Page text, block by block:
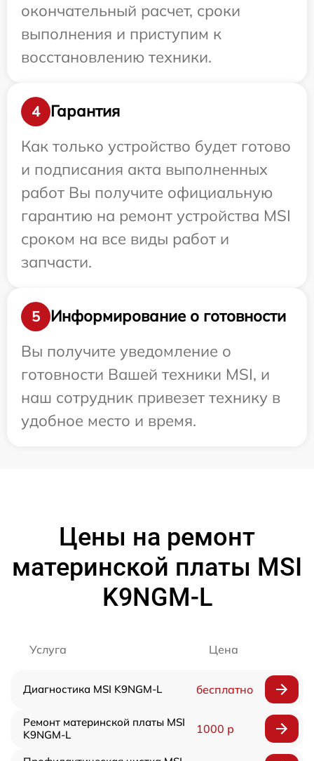
окончательный расчет, сроки
выполнения и приступим к
восстановлению техники.
4
Гарантия
Как только устройство будет готово
и подписания акта выполненных
работ Вы получите официальную
гарантию на ремонт устройства MSI
сроком на все виды работ и
запчасти.
5
Информирование о готовности
Вы получите уведомление о
готовности Вашей техники MSI, и
наш сотрудник привезет технику в
удобное место и время.
Цены на ремонт
материнской платы MSI
K9NGM-L
Услуга Цена
Диагностика MSI K9NGM-L бесплатно
Ремонт материнской платы MSI
K9NGM-L
1000 р